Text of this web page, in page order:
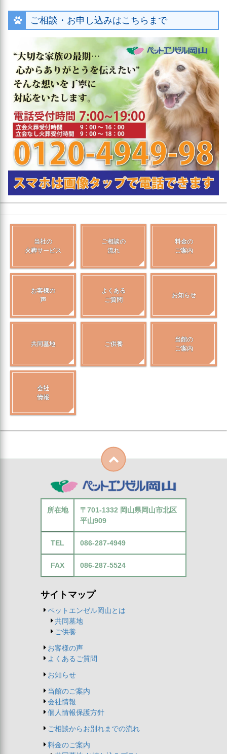
ご相談・お申し込みはこちらまで
当社の
火葬サービス
ご相談の
流れ
料金の
ご案内
お客様の
声
よくある
ご質問
お知らせ
共同墓地 ご供養
当館の
ご案内
会社
情報
所在地
〒701-1332 岡山県岡山市北区
平山909
TEL 086-287-4949
FAX 086-287-5524
サイトマップ
ペットエンゼル岡山とは
共同墓地
ご供養
お客様の声
よくあるご質問
お知らせ
当館のご案内
会社情報
個人情報保護方針
ご相談からお別れまでの流れ
料金のご案内